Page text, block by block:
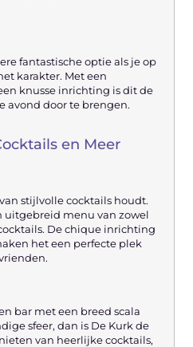
fantastische optie als je op
karakter. Met een
knusse inrichting is dit de
avond door te brengen.
en Meer
stijlvolle cocktails houdt.
uitgebreid menu van zowel
De chique inrichting
het een perfecte plek
bar met een breed scala
sfeer, dan is De Kurk de
van heerlijke cocktails,